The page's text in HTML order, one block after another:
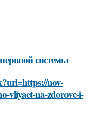
системы
nov-
vliyaet-na-zdorove-i-